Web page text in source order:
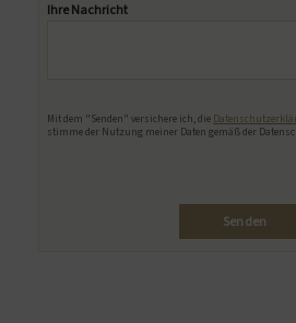
Ihre Nachricht
Mit dem "Senden" versichere ich, die
stimme der Nutzung meiner Daten gemäß der